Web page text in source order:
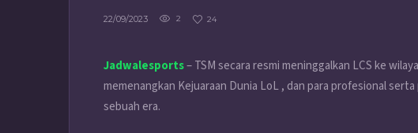
22/09/2023 2 24
Jadwalesports– TSM secara resmi meninggalkan LCS ke
memenangkan Kejuaraan Dunia LoL , dan para profesional
sebuah era.